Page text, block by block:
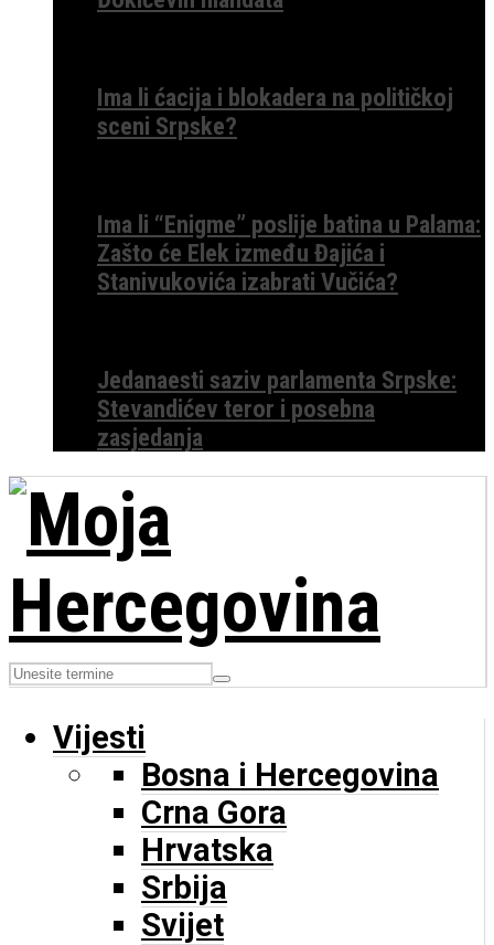
Ima li ćacija i blokadera na političkoj
sceni Srpske?
Ima li “Enigme” poslije batina u Palama:
Zašto će Elek između Đajića i
Stanivukovića izabrati Vučića?
Jedanaesti saziv parlamenta Srpske:
Stevandićev teror i posebna
zasjedanja
Vijesti
Bosna i Hercegovina
Crna Gora
Hrvatska
Srbija
Svijet